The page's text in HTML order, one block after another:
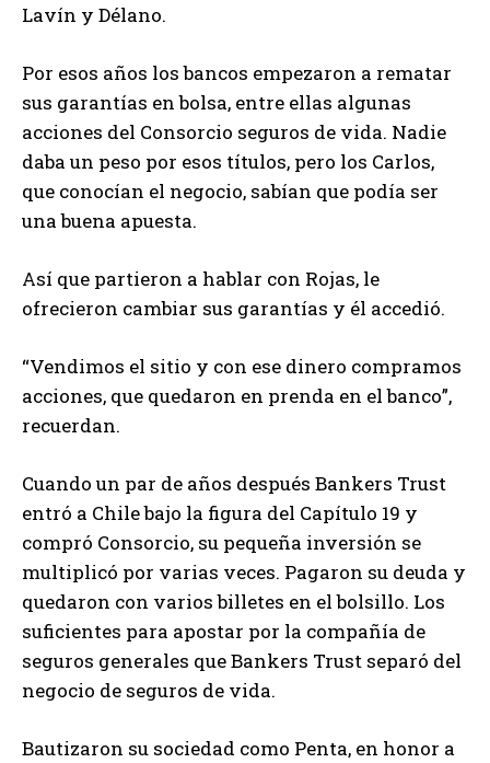
Lavín y Délano.
Por esos años los bancos empezaron a rematar
sus garantías en bolsa, entre ellas algunas
acciones del Consorcio seguros de vida. Nadie
daba un peso por esos títulos, pero los Carlos,
que conocían el negocio, sabían que podía ser
una buena apuesta.
Así que partieron a hablar con Rojas, le
ofrecieron cambiar sus garantías y él accedió.
“Vendimos el sitio y con ese dinero compramos
acciones, que quedaron en prenda en el banco”,
recuerdan.
Cuando un par de años después Bankers Trust
entró a Chile bajo la figura del Capítulo 19 y
compró Consorcio, su pequeña inversión se
multiplicó por varias veces. Pagaron su deuda y
quedaron con varios billetes en el bolsillo. Los
suficientes para apostar por la compañía de
seguros generales que Bankers Trust separó del
negocio de seguros de vida.
Bautizaron su sociedad como Penta, en honor a